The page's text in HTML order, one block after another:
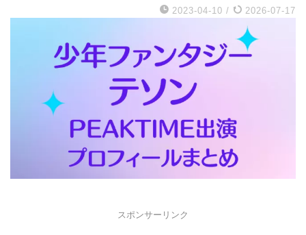
2023-04-10 / 2026-07-17
スポンサーリンク